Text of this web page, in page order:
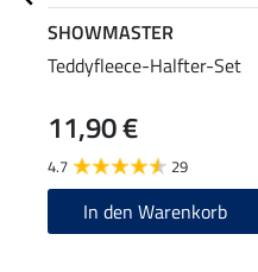
SHOWMASTER
Teddyfleece-Halfter-Set
11,90 €
4.7 29
In den Warenkorb